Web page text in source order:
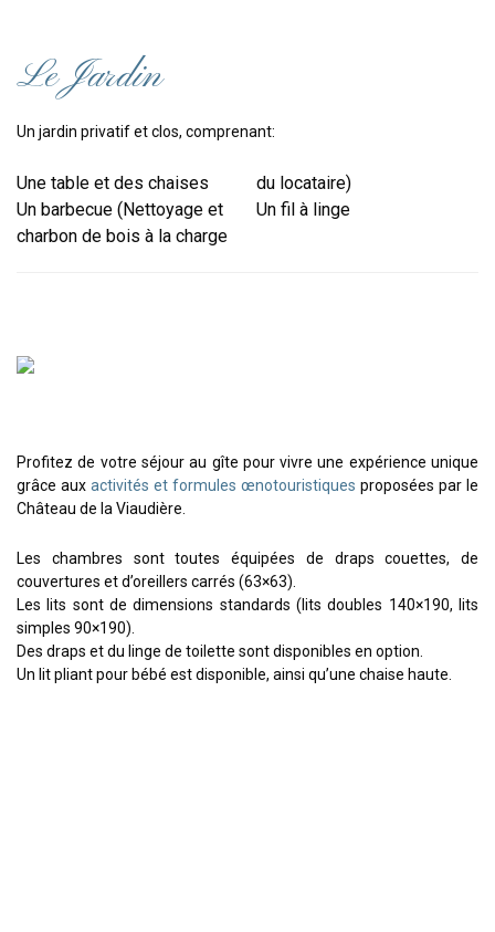
Le Jardin
Un jardin privatif et clos, comprenant:
Une table et des chaises
Un barbecue (Nettoyage et
charbon de bois à la charge
du locataire)
Un fil à linge
Profitez de votre séjour au gîte pour vivre une expérience unique
grâce aux activités et formules œnotouristiques proposées par le
Château de la Viaudière.
Les chambres sont toutes équipées de draps couettes, de
couvertures et d’oreillers carrés (63×63).
Les lits sont de dimensions standards (lits doubles 140×190, lits
simples 90×190).
Des draps et du linge de toilette sont disponibles en option.
Un lit pliant pour bébé est disponible, ainsi qu’une chaise haute.